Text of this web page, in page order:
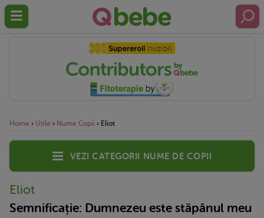
Home › Utile › Nume Copii › Eliot
Vezi categorii nume de copii
Eliot
Semnificație: Dumnezeu este stăpânul meu